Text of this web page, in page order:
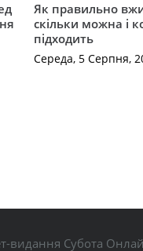
Як правильно
скільки можна і
підходить
Середа, 5 Серпня,
видання Субота